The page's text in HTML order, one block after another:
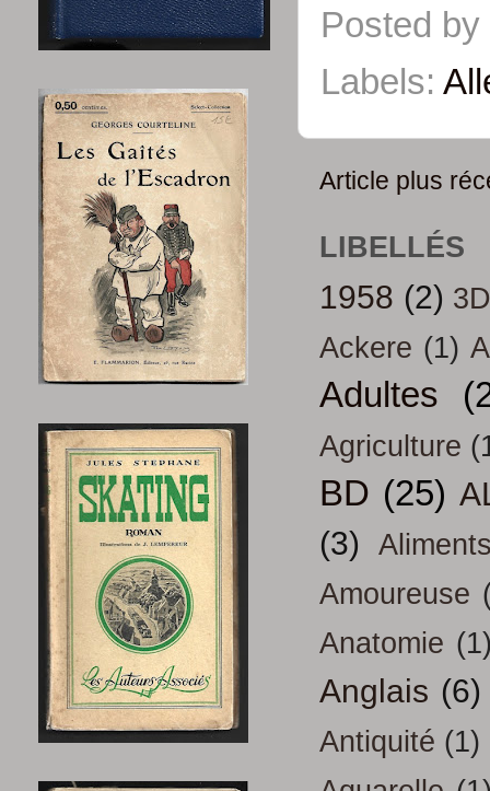
Posted by
Labels:
Article plus
LIBELLÉS
1958 (2)
Ackere (1)
Adultes
Agriculture
BD (25)
(3)
Amoureuse
Anatomie
Anglais (6)
Antiquité (1)